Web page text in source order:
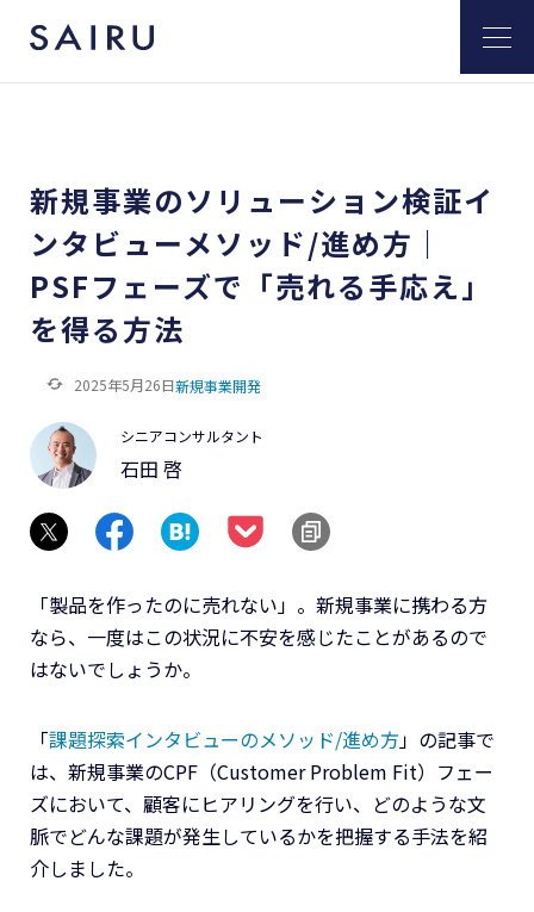
新規事業のソリューション検証イ
ンタビューメソッド/進め方｜
PSFフェーズで「売れる手応え」
を得る方法
2025年5月26日新規事業開発
シニアコンサルタント
石田 啓
「製品を作ったのに売れない」。新規事業に携わる方
なら、一度はこの状況に不安を感じたことがあるので
はないでしょうか。
「課題探索インタビューのメソッド/進め方」の記事で
は、新規事業のCPF（Customer Problem Fit）フェー
ズにおいて、顧客にヒアリングを行い、どのような文
脈でどんな課題が発生しているかを把握する手法を紹
介しました。